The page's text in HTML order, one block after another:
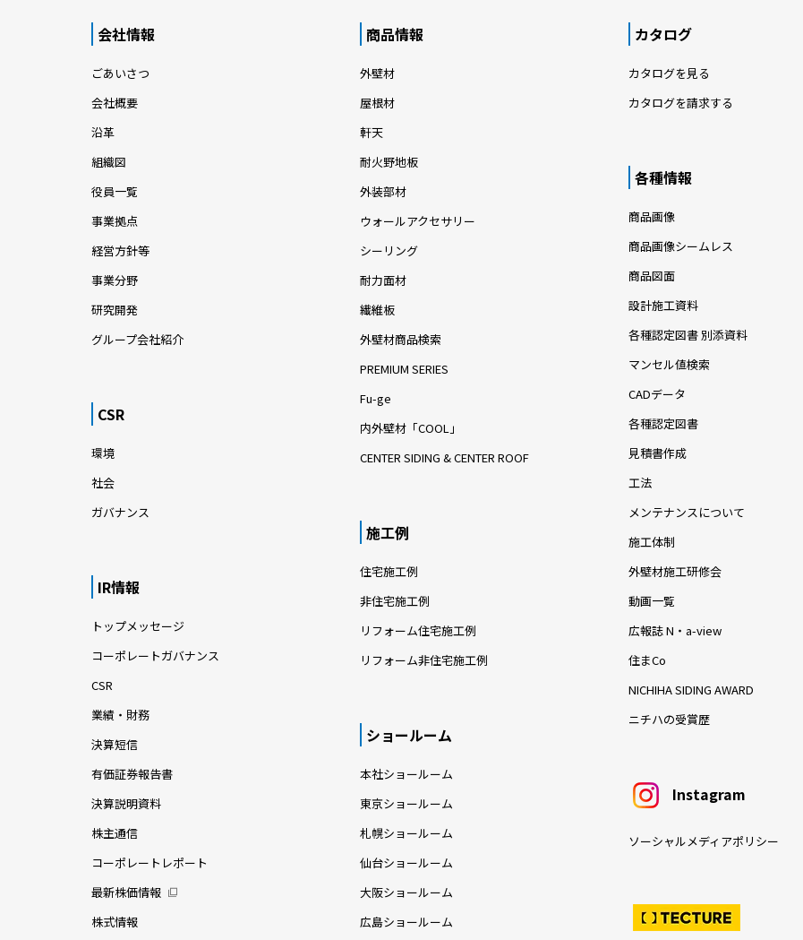
会社情報
ごあいさつ
会社概要
沿革
組織図
役員一覧
事業拠点
経営方針等
事業分野
研究開発
グループ会社紹介
CSR
環境
社会
ガバナンス
IR情報
トップメッセージ
コーポレートガバナンス
CSR
業績・財務
決算短信
有価証券報告書
決算説明資料
株主通信
コーポレートレポート
最新株価情報
株式情報
商品情報
外壁材
屋根材
軒天
耐火野地板
外装部材
ウォールアクセサリー
シーリング
耐力面材
繊維板
外壁材商品検索
PREMIUM SERIES
Fu-ge
内外壁材「COOL」
CENTER SIDING & CENTER ROOF
施工例
住宅施工例
非住宅施工例
リフォーム住宅施工例
リフォーム非住宅施工例
ショールーム
本社ショールーム
東京ショールーム
札幌ショールーム
仙台ショールーム
大阪ショールーム
広島ショールーム
カタログ
カタログを見る
カタログを請求する
各種情報
商品画像
商品画像シームレス
商品図面
設計施工資料
各種認定図書 別添資料
マンセル値検索
CADデータ
各種認定図書
見積書作成
工法
メンテナンスについて
施工体制
外壁材施工研修会
動画一覧
広報誌 N・a-view
住まCo
NICHIHA SIDING AWARD
ニチハの受賞歴
Instagram
ソーシャルメディアポリシー